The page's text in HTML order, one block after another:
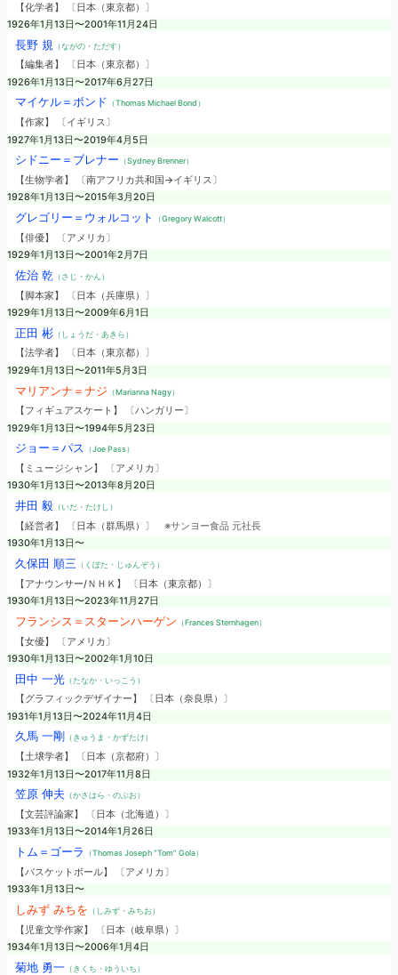
【化学者】 〔日本（東京都）〕
1926年1月13日〜2001年11月24日
長野 規 （ながの・ただす）
【編集者】 〔日本（東京都）〕
1926年1月13日〜2017年6月27日
マイケル＝ボンド （Thomas Michael Bond）
【作家】 〔イギリス〕
1927年1月13日〜2019年4月5日
シドニー＝ブレナー （Sydney Brenner）
【生物学者】 〔南アフリカ共和国→イギリス〕
1928年1月13日〜2015年3月20日
グレゴリー＝ウォルコット （Gregory Walcott）
【俳優】 〔アメリカ〕
1929年1月13日〜2001年2月7日
佐治 乾（さじ・かん）
【脚本家】 〔日本（兵庫県）〕
1929年1月13日〜2009年6月1日
正田 彬（しょうだ・あきら）
【法学者】 〔日本（東京都）〕
1929年1月13日〜2011年5月3日
マリアンナ＝ナジ （Marianna Nagy）
【フィギュアスケート】 〔ハンガリー〕
1929年1月13日〜1994年5月23日
ジョー＝パス （Joe Pass）
【ミュージシャン】 〔アメリカ〕
1930年1月13日〜2013年8月20日
井田 毅（いだ・たけし）
【経営者】 〔日本（群馬県）〕 ※サンヨー食品 元社長
1930年1月13日〜
久保田 順三 （くぼた・じゅんぞう）
【アナウンサー/ＮＨＫ】 〔日本（東京都）〕
1930年1月13日〜2023年11月27日
フランシス＝スターンハーゲン （Frances Sternhagen）
【女優】 〔アメリカ〕
1930年1月13日〜2002年1月10日
田中 一光（たなか・いっこう）
【グラフィックデザイナー】 〔日本（奈良県）〕
1931年1月13日〜2024年11月4日
久馬 一剛 （きゅうま・かずたけ）
【土壌学者】 〔日本（京都府）〕
1932年1月13日〜2017年11月8日
笠原 伸夫 （かさはら・のぶお）
【文芸評論家】 〔日本（北海道）〕
1933年1月13日〜2014年1月26日
トム＝ゴーラ （Thomas Joseph “Tom” Gola）
【バスケットボール】 〔アメリカ〕
1933年1月13日〜
しみず みちを （しみず・みちお）
【児童文学作家】 〔日本（岐阜県）〕
1934年1月13日〜2006年1月4日
菊地 勇一（きくち・ゆういち）